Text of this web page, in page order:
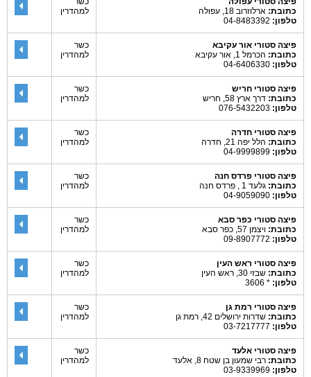
כתובת: ארלוזרוב 18, עפולה
טלפון:
למהדרין
פיצה סטורי אור עקיבא
כתובת: הכרמל 1, אור עקיבא
טלפון:
כשר
למהדרין
פיצה סטורי חריש
כתובת: דרך ארץ 58, חריש
טלפון:
כשר
למהדרין
פיצה סטורי חדרה
כתובת: הלל יפה 21, חדרה
טלפון:
כשר
למהדרין
פיצה סטורי פרדס חנה
כתובת: גלעד 1 , פרדס חנה
טלפון:
כשר
למהדרין
פיצה סטורי כפר סבא
כתובת: ויצמן 57, כפר סבא
טלפון:
כשר
למהדרין
פיצה סטורי ראש העין
כתובת: שבזי 30, ראש העין
טלפון: * 3606
כשר
למהדרין
פיצה סטורי רמת גן
כתובת: שדרות ירושלים 42, רמת גן
טלפון:
כשר
למהדרין
פיצה סטורי אלעד
כתובת: רבי שמעון בן שטח 8, אלעד
טלפון:
כשר
למהדרין